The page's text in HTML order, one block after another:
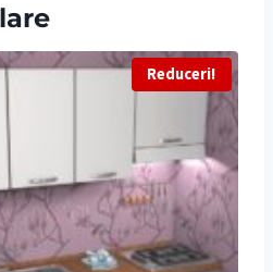
Reduceri!